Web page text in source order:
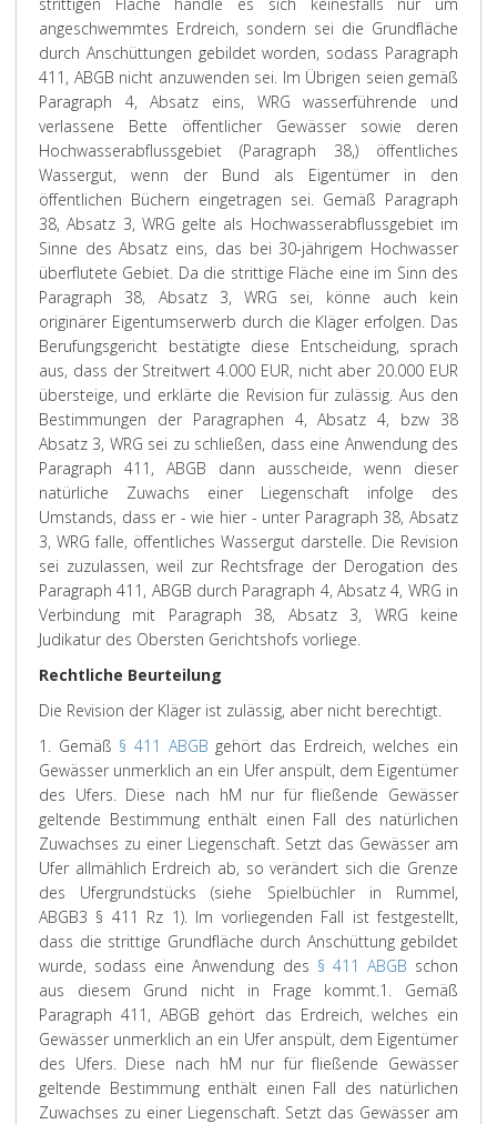
angeschwemmtes Erdreich, sondern sei die Grundfläche
durch Anschüttungen gebildet worden, sodass Paragraph
411, ABGB nicht anzuwenden sei. Im Übrigen seien gemäß
Paragraph 4, Absatz eins, WRG wasserführende und
verlassene Bette öffentlicher Gewässer sowie deren
Hochwasserabflussgebiet (Paragraph 38,) öffentliches
Wassergut, wenn der Bund als Eigentümer in den
öffentlichen Büchern eingetragen sei. Gemäß Paragraph
38, Absatz 3, WRG gelte als Hochwasserabflussgebiet im
Sinne des Absatz eins, das bei 30-jährigem Hochwasser
überflutete Gebiet. Da die strittige Fläche eine im Sinn des
Paragraph 38, Absatz 3, WRG sei, könne auch kein
originärer Eigentumserwerb durch die Kläger erfolgen. Das
Berufungsgericht bestätigte diese Entscheidung, sprach
aus, dass der Streitwert 4.000 EUR, nicht aber 20.000 EUR
übersteige, und erklärte die Revision für zulässig. Aus den
Bestimmungen der Paragraphen 4, Absatz 4, bzw 38
Absatz 3, WRG sei zu schließen, dass eine Anwendung des
Paragraph 411, ABGB dann ausscheide, wenn dieser
natürliche Zuwachs einer Liegenschaft infolge des
Umstands, dass er - wie hier - unter Paragraph 38, Absatz
3, WRG falle, öffentliches Wassergut darstelle. Die Revision
sei zuzulassen, weil zur Rechtsfrage der Derogation des
Paragraph 411, ABGB durch Paragraph 4, Absatz 4, WRG in
Verbindung mit Paragraph 38, Absatz 3, WRG keine
Judikatur des Obersten Gerichtshofs vorliege.
Rechtliche Beurteilung
Die Revision der Kläger ist zulässig, aber nicht berechtigt.
1. Gemäß § 411 ABGB gehört das Erdreich, welches ein
Gewässer unmerklich an ein Ufer anspült, dem Eigentümer
des Ufers. Diese nach hM nur für fließende Gewässer
geltende Bestimmung enthält einen Fall des natürlichen
Zuwachses zu einer Liegenschaft. Setzt das Gewässer am
Ufer allmählich Erdreich ab, so verändert sich die Grenze
des Ufergrundstücks (siehe Spielbüchler in Rummel,
ABGB3 § 411 Rz 1). Im vorliegenden Fall ist festgestellt,
dass die strittige Grundfläche durch Anschüttung gebildet
wurde, sodass eine Anwendung des § 411 ABGB schon
aus diesem Grund nicht in Frage kommt.1. Gemäß
Paragraph 411, ABGB gehört das Erdreich, welches ein
Gewässer unmerklich an ein Ufer anspült, dem Eigentümer
des Ufers. Diese nach hM nur für fließende Gewässer
geltende Bestimmung enthält einen Fall des natürlichen
Zuwachses zu einer Liegenschaft. Setzt das Gewässer am